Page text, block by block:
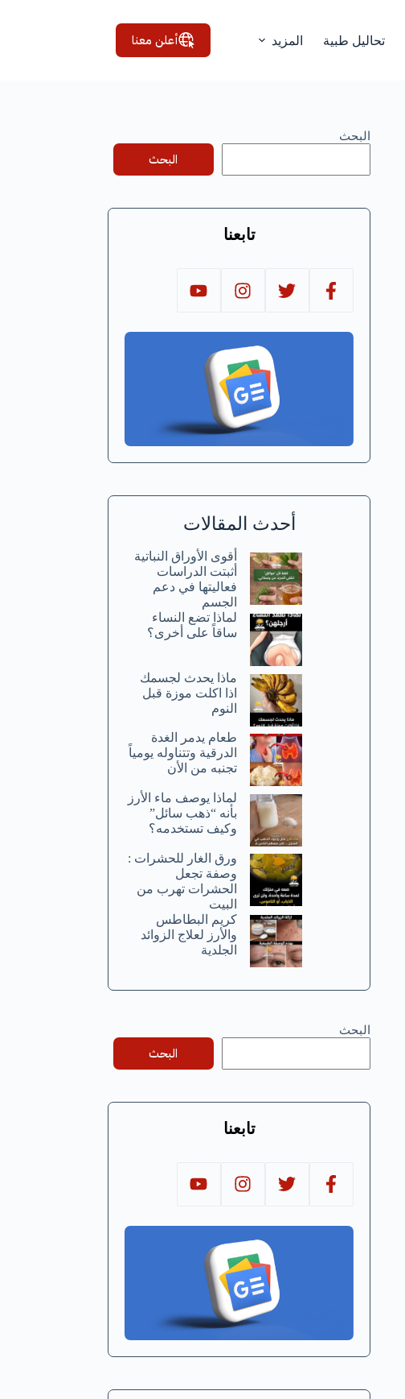
تحاليل طبية المزيد أعلن معنا
البحث
البحث
تابعنا
أحدث المقالات
أقوى الأوراق النباتية
أثبتت الدراسات
فعاليتها في دعم
الجسم
لماذا تضع النساء
ساقاً على أخرى؟
ماذا يحدث لجسمك
اذا اكلت موزة قبل
النوم
طعام يدمر الغدة
الدرقية وتتناوله يومياً
تجنبه من الأن
لماذا يوصف ماء الأرز
بأنه “ذهب سائل”
وكيف تستخدمه؟
ورق الغار للحشرات :
وصفة تجعل
الحشرات تهرب من
البيت
كريم البطاطس
والأرز لعلاج الزوائد
الجلدية
البحث
البحث
تابعنا